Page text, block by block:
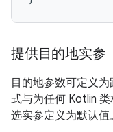
提供目的地实参
目的地参数可定义
式与为任何 Kotlin
选实参定义为默认值。